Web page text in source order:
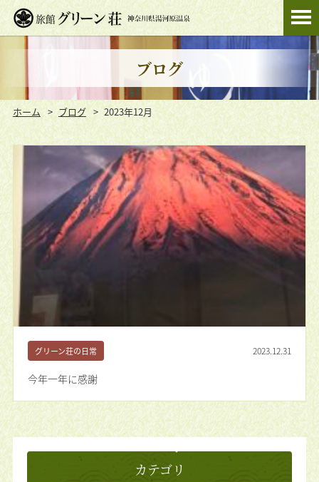
ブログ
ホーム ブログ 2023年12月
グリーン荘の日常 2023.12.31
今年一年に感謝
カテゴリ